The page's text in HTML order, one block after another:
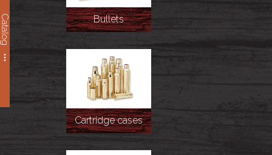
Catalog Bullets
Cartridge cases